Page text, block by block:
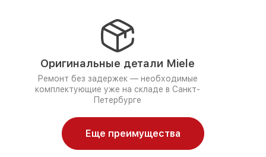
Оригинальные детали Miele
Ремонт без задержек — необходимые
комплектующие уже на складе в Санкт-
Петербурге
Еще преимущества